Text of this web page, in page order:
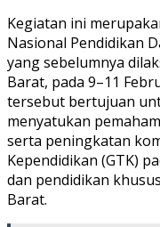
Kegiatan ini
Nasional Pendidikan
yang sebelumnya
Barat, pada 9–11
tersebut bertujuan
menyatukan
serta peningkatan
Kependidikan (GTK)
dan pendidikan
Barat.